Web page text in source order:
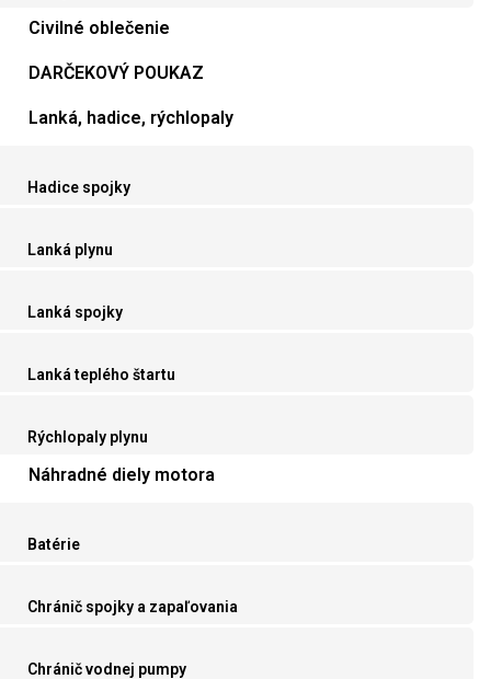
Civilné oblečenie
DARČEKOVÝ POUKAZ
Lanká, hadice, rýchlopaly
Hadice spojky
Lanká plynu
Lanká spojky
Lanká teplého štartu
Rýchlopaly plynu
Náhradné diely motora
Batérie
Chránič spojky a zapaľovania
Chránič vodnej pumpy